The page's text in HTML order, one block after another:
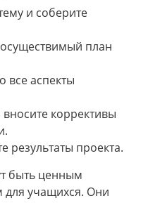
и соберите
план
все аспекты
коррективы
результаты проекта.
быть ценным
учащихся. Они